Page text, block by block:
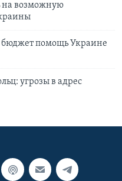
на возможную
помощь Украине
угрозы в адрес